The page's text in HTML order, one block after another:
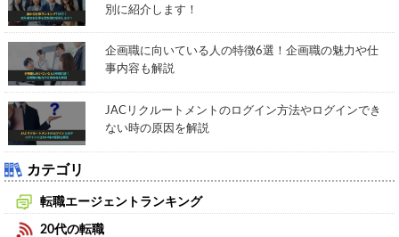
別に紹介します！
企画職に向いている人の特徴6選！企画職の魅力や仕
事内容も解説
JACリクルートメントのログイン方法やログインでき
ない時の原因を解説
カテゴリ
転職エージェントランキング
20代の転職